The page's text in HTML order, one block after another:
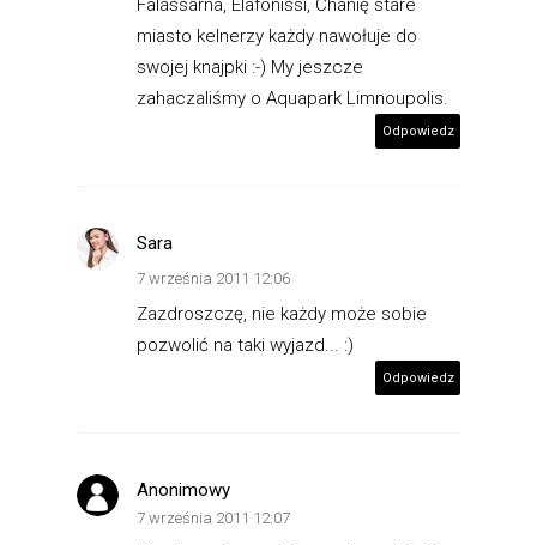
Falassarna, Elafonissi, Chanię stare
miasto kelnerzy każdy nawołuje do
swojej knajpki :-) My jeszcze
zahaczaliśmy o Aquapark Limnoupolis.
Odpowiedz
Sara
7 września 2011 12:06
Zazdroszczę, nie każdy może sobie
pozwolić na taki wyjazd... :)
Odpowiedz
Anonimowy
7 września 2011 12:07